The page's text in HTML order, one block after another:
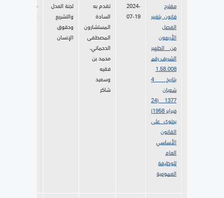
مقترح
قانون بتغيير
الفصل
الأربعون
من الظهير
الشريف رقم
1.58.008
بتاريخ 4
شعبان
1377 (24
فبراير 1958)
يحتوي على
القانون
الأساسي
العام
للوظيفة
العمومية
2024-
07-19
تقدم به
السادة
المستشارون
المصطفى
الدحماني،
محمد بن
فقيه
وسعيد
شاكر
لجنة العدل
والتشريع
وحقوق
الإنسان
2024-